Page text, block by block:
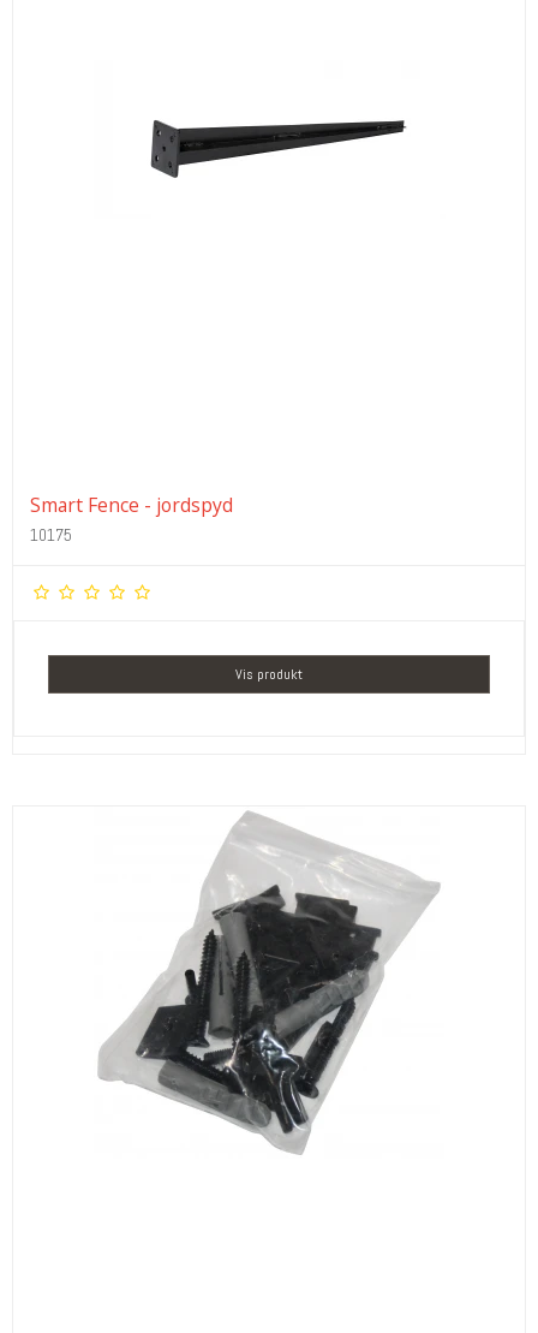
Smart Fence - jordspyd
10175
Vis produkt